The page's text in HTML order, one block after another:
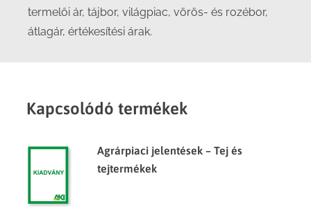
termelői ár, tájbor, világpiac, vörös- és rozébor,
átlagár, értékesítési árak.
Kapcsolódó termékek
Agrárpiaci jelentések – Tej és
tejtermékek